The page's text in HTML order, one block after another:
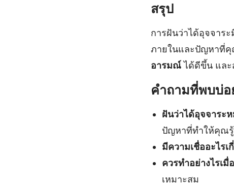
สรุป
การฝันว่าได้อุจจาร
ภายในและปัญหาที่คุ
อารมณ์ได้ดีขึ้น และ
คำถามที่พบบ่อ
ฝันว่าได้อุจจาระ
ปัญหาที่ทำให้คุณรู้
มีความเชื่ออะไรเ
ควรทำอย่างไรเ
เหมาะสม